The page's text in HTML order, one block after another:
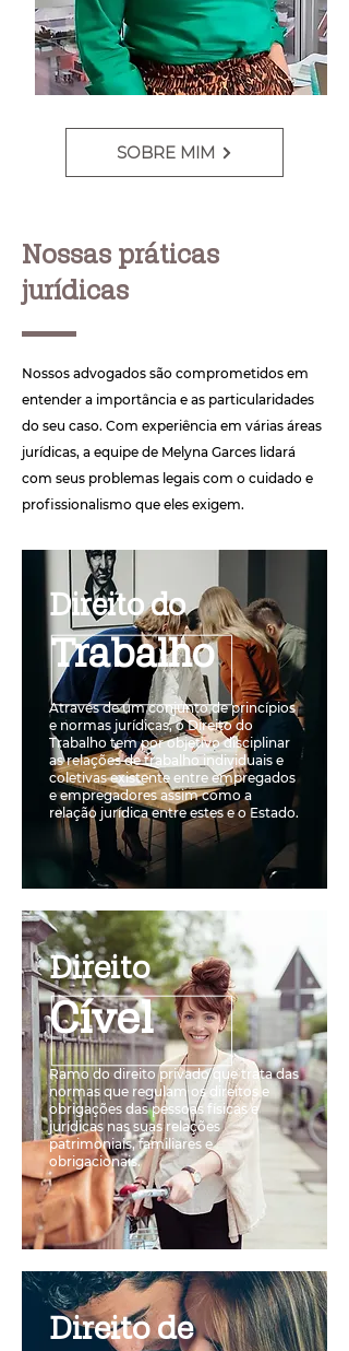
SOBRE MIM
Nossas práticas
jurídicas
Nossos advogados são comprometidos em
entender a importância e as particularidades
do seu caso. Com experiência em várias áreas
jurídicas, a equipe de Melyna Garces lidará
com seus problemas legais com o cuidado e
profissionalismo que eles exigem.
Através de um conjunto de princípios
e normas jurídicas, o Direito do
Trabalho tem por objetivo disciplinar
as relações de trabalho individuais e
coletivas existente entre empregados
e empregadores assim como a
relação jurídica entre estes e o Estado.
Direito do
Trabalho
Ramo do direito privado que trata das
normas que regulam os direitos e
obrigações das pessoas físicas e
jurídicas nas suas relações
patrimoniais, familiares e
obrigacionais.
Direito
Cível
Direito de